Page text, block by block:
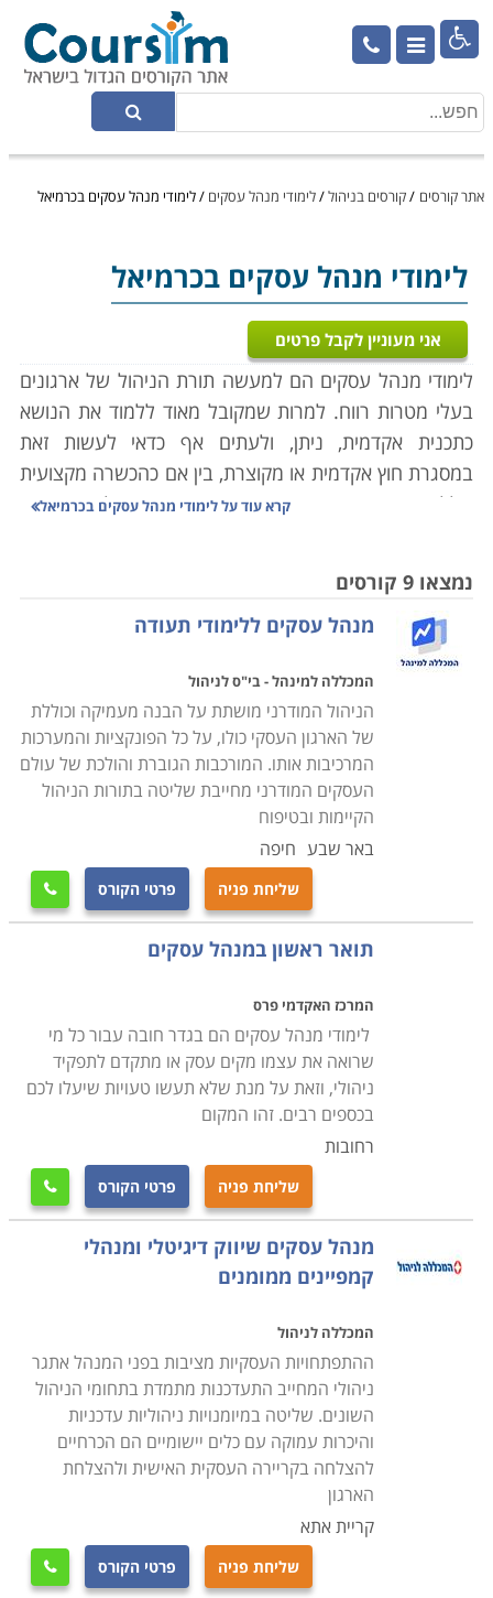

אתר קורסים /קורסים בניהול/לימודי מנהל עסקים /לימודי מנהל עסקים בכרמיאל
לימודי מנהל עסקים בכרמיאל
אני מעוניין לקבל פרטים
לימודי מנהל עסקים הם למעשה תורת הניהול של ארגונים
בעלי מטרות רווח. למרות שמקובל מאוד ללמוד את הנושא
כתכנית אקדמית, ניתן, ולעתים אף כדאי לעשות זאת
במסגרת חוץ אקדמית או מקוצרת, בין אם כהכשרה מקצועית
כוללת, ובין אם כהעשרה נקודתית בנושאים כאלו או אחרים
רבים בוחרים ללמוד מנהל עסקים כפתח לקריירה מקצועית
ועושים זאת ברמה האקדמית עוד טרם שהשתלבו בשוק
העבודה, אחרי הצבא, הטיול למזרח או ברגע הראשון האחר
שהזדמן להם. תהיה זו טעות להקל ראש בתוכניות לימוד אלו,
עומקן, רצינותן או יעילותן, אך פעמים רבות הן מייצרות
מנהלים עסקיים שמחפשים את דרכם בשוק העבודה
הניהולי מבלי שאפילו טעמו יום אחד של עבודה אמיתית
בעסק, לא מכירים את הדינמיקה החברתית בין עובדים,
ובוודאי שלא התוודעו לקשיים ולמאבקים של העובד אותו הם
מבקשים עתה לנהל ולנווט.
לעומתם עומדים אלו שבמקום ללמוד כיצד להגות עסק רווחי,
פשוט עשו צעד מכריע ופתחו אותו בפועל גם למרות חוסר
ההשכלה הייעודית. רק כעת, לאחר שהשיקו את המיזם
שלהם והעמידו אותו על הרגליים, הם מתפנים ללימוד
פרקטי מקוצר שינחה אותם כיצד לתפעל ולקדם אותו טוב
יותר. הם מגיעים ללימודים אלו כאשר הם בשלים יותר,
מכירים את הפרקטיקה מהשטח, את העובדים להם הם
נדרשים לדאוג, ואת הדינמיקה לפיה המנגנון כולו פועל. ניתן
לשער שמנהל זה לא יתפקד במקצועיות נמוכה יותר מאשר
עמיתו המלומד המתהדר בתואר ראשון במנהל עסקים או
אפילו תואר שני במנהל עסקים.
מה לומדים במנהל עסקים
המעשית של המקצוע, תוך שהם מדלגים על חלקים
תיאורטיים בעולם הכלכלה לטובת המימד המעשי של לימוד
ניהול. במידה רבה דומים הקורסים לגרסה עשירה וארוכה
יותר של קורס ניהול עסקי, קורס פיתוח מנהלים או קורס
ניהול עסק. במהלך לימוד הניהול נחקרים נושאים כגון שיווק,
מימון, חשבונאות, הנעת עובדים והובלתם, דיני עבודה, ניהול
משאבי אנוש, ניהול מערכות מידע, יזמות עסקית, חקר
ביצועים וקורס ניהול מוצר. כמו כן נלמדות טכניקות לקבלת
החלטות ברמה הכללית לארגון, כגון קביעת ערכי ליבה
קרא עוד עללימודי מנהל עסקים בכרמיאל
נמצאו 9 קורסים
מנהל עסקים ללימודי תעודה
המכללה למינהל - בי"ס לניהול
הניהול המודרני מושתת על הבנה מעמיקה וכוללת
של הארגון העסקי כולו, על כל הפונקציות והמערכות
המרכיבות אותו. המורכבות הגוברת והולכת של עולם
העסקים המודרני מחייבת שליטה בתורות הניהול
הקיימות ובטיפוח
באר שבע חיפה
שליחת פניה פרטי הקורס 
תואר ראשון במנהל עסקים
המרכז האקדמי פרס
לימודי מנהל עסקים הם בגדר חובה עבור כל מי
שרואה את עצמו מקים עסק או מתקדם לתפקיד
ניהולי, וזאת על מנת שלא תעשו טעויות שיעלו לכם
בכספים רבים. זהו המקום
רחובות
שליחת פניה פרטי הקורס 
מנהל עסקים שיווק דיגיטלי ומנהלי
קמפיינים ממומנים
המכללה לניהול
ההתפתחויות העסקיות מציבות בפני המנהל אתגר
ניהולי המחייב התעדכנות מתמדת בתחומי הניהול
השונים. שליטה במיומנויות ניהוליות עדכניות
והיכרות עמוקה עם כלים יישומיים הם הכרחיים
להצלחה בקריירה העסקית האישית ולהצלחת
הארגון
קריית אתא
שליחת פניה פרטי הקורס 